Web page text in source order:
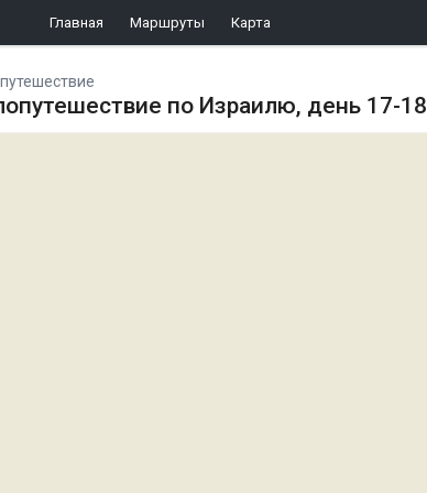
Главная Маршруты Карта
по Израилю, день 17-18